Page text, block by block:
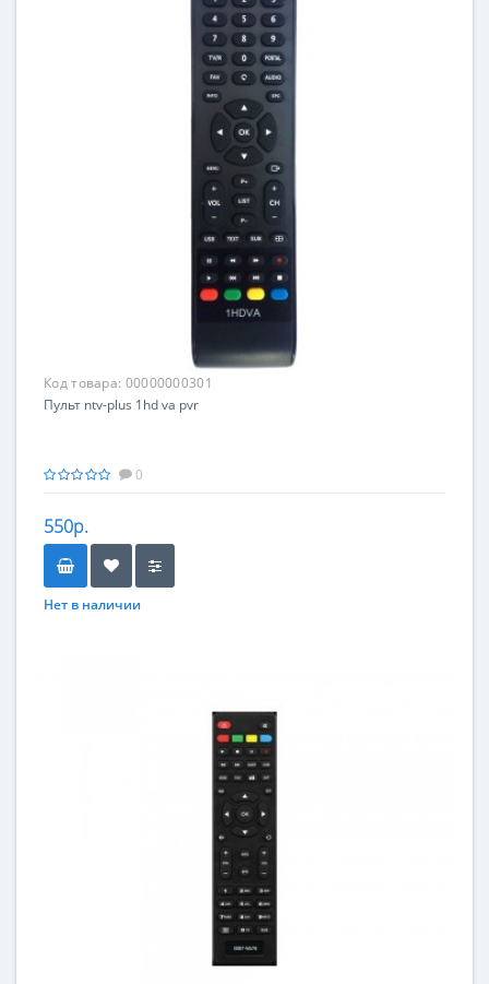
Код товара: 00000000301
Пульт ntv-plus 1hd va pvr
0
550р.
Нет в наличии